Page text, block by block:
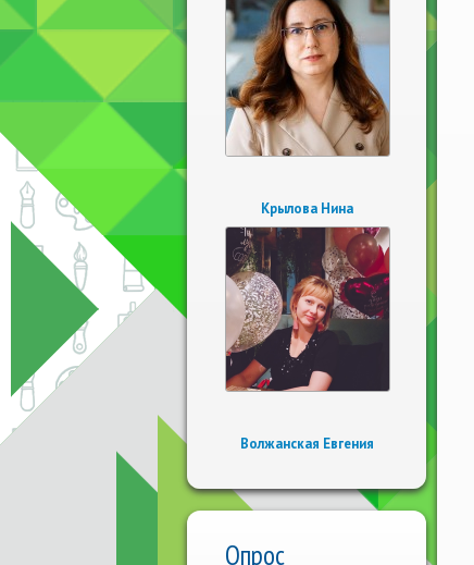
Крылова Нина
Волжанская Евгения
Опрос